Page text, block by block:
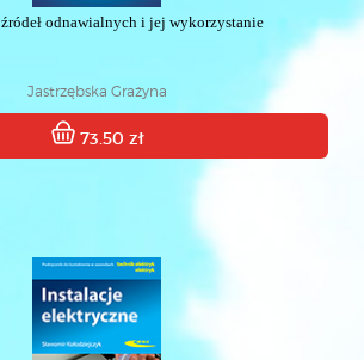
odnawialnych i jej wykorzystanie
Jastrzębska Grażyna
73.50 zł